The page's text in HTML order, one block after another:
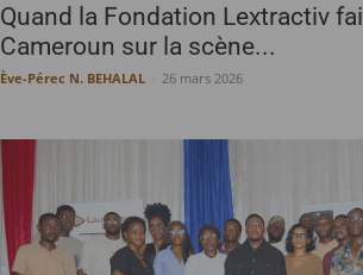
Quand la Fondation Lextractiv
Cameroun sur la scène...
Ève-Pérec N. BEHALAL 26 mars 2026